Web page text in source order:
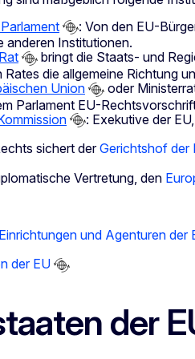
: Von den EU-
anderen Institutionen.
bringt die Staats- und
Rates die allgemeine Richtung
Union
oder
Parlament EU-
: Exekutive der
sichert derGerichtshof der
Vertretung, den
und Agenturen der
der EU
der